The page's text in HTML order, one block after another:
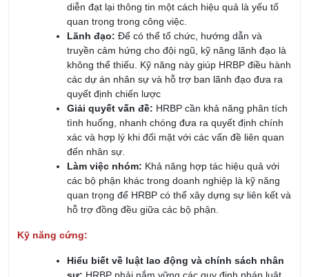
diễn đạt lại thông tin một cách hiệu quả là yếu tố
quan trọng trong công việc.
Lãnh đạo: Để có thể tổ chức, hướng dẫn và
truyền cảm hứng cho đội ngũ, kỹ năng lãnh đạo là
không thể thiếu. Kỹ năng này giúp HRBP điều hành
các dự án nhân sự và hỗ trợ ban lãnh đạo đưa ra
quyết định chiến lược
Giải quyết vấn đề: HRBP cần khả năng phân tích
tình huống, nhanh chóng đưa ra quyết định chính
xác và hợp lý khi đối mặt với các vấn đề liên quan
đến nhân sự.
Làm việc nhóm: Khả năng hợp tác hiệu quả với
các bộ phận khác trong doanh nghiệp là kỹ năng
quan trọng để HRBP có thể xây dựng sự liên kết và
hỗ trợ đồng đều giữa các bộ phận.
Kỹ năng cứng:
Hiểu biết về luật lao động và chính sách nhân
sự: HRBP phải nắm vững các quy định pháp luật